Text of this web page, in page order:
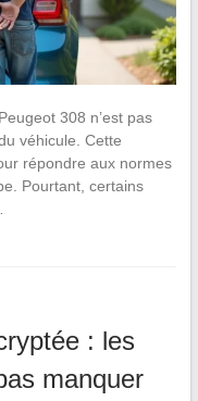
308 n’est pas
véhicule. Cette
répondre aux normes
Pourtant, certains
: les
manquer